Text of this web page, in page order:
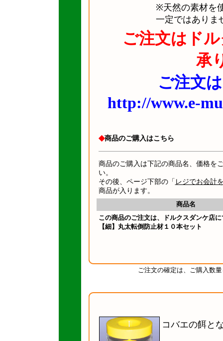
※天然の素材を
一定ではありま
ご注文はド
承
ご注文
http://www.e-
◆商品のご購入はこちら
商品のご購入は下記の商品名、価格を
い。
その後、ページ下部の「 レジでお会計
商品が入ります。
商品名
この商品のご注文は、ドルクスダンケ店
【細】丸太転倒防止材１０本セット
ご注文の確定は、ご購入数
コバエの餌と